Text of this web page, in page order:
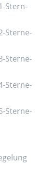
Stern-
Sterne-
Sterne-
Sterne-
Sterne-